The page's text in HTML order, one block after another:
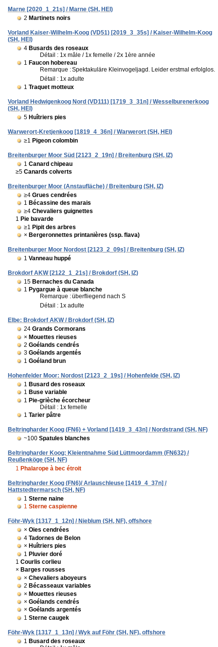
Marne [2020_1_21s] / Marne (SH, HEI)
2 Martinets noirs
Vorland Kaiser-Wilhelm-Koog (VD51) [2019_3_35s] / Kaiser-Wilhelm-Koog
(SH, HEI)
4 Busards des roseaux
Détail : 1x mâle / 1x femelle / 2x 1ère année
1 Faucon hobereau
Remarque :Spektakuläre Kleinvogeljagd. Leider erstmal erfolglos.
Détail : 1x adulte
1 Traquet motteux
Vorland Hedwigenkoog Nord (VD111) [1719_3_31n] / Wesselburenerkoog
(SH, HEI)
5 Huîtriers pies
Warwerort-Kretjenkoog [1819_4_36n] / Warwerort (SH, HEI)
≥1 Pigeon colombin
Breitenburger Moor Süd [2123_2_19n] / Breitenburg (SH, IZ)
1 Canard chipeau
≥5 Canards colverts
Breitenburger Moor (Anstaufläche) / Breitenburg (SH, IZ)
≥4 Grues cendrées
1 Bécassine des marais
≥4 Chevaliers guignettes
1 Pie bavarde
≥1 Pipit des arbres
× Bergeronnettes printanières (ssp. flava)
Breitenburger Moor Nordost [2123_2_09s] / Breitenburg (SH, IZ)
1 Vanneau huppé
Brokdorf AKW [2122_1_21s] / Brokdorf (SH, IZ)
15 Bernaches du Canada
1 Pygargue à queue blanche
Remarque :überfliegend nach S
Détail : 1x adulte
Elbe: Brokdorf AKW / Brokdorf (SH, IZ)
24 Grands Cormorans
× Mouettes rieuses
2 Goélands cendrés
3 Goélands argentés
1 Goéland brun
Hohenfelder Moor: Nordost [2123_2_19s] / Hohenfelde (SH, IZ)
1 Busard des roseaux
1 Buse variable
1 Pie-grièche écorcheur
Détail : 1x femelle
1 Tarier pâtre
Beltringharder Koog (FN6) + Vorland [1419_3_43n] / Nordstrand (SH, NF)
~100 Spatules blanches
Beltringharder Koog: Kleientnahme Süd Lüttmoordamm (FN632) /
Reußenköge (SH, NF)
1 Phalarope à bec étroit
Beltringharder Koog (FN6)/ Arlauschleuse [1419_4_37n] /
Hattstedtermarsch (SH, NF)
1 Sterne naine
1 Sterne caspienne
Föhr-Wyk [1317_1_12n] / Nieblum (SH, NF), offshore
× Oies cendrées
4 Tadornes de Belon
× Huîtriers pies
1 Pluvier doré
1 Courlis corlieu
× Barges rousses
× Chevaliers aboyeurs
2 Bécasseaux variables
× Mouettes rieuses
× Goélands cendrés
× Goélands argentés
1 Sterne caugek
Föhr-Wyk [1317_1_13n] / Wyk auf Föhr (SH, NF), offshore
1 Busard des roseaux